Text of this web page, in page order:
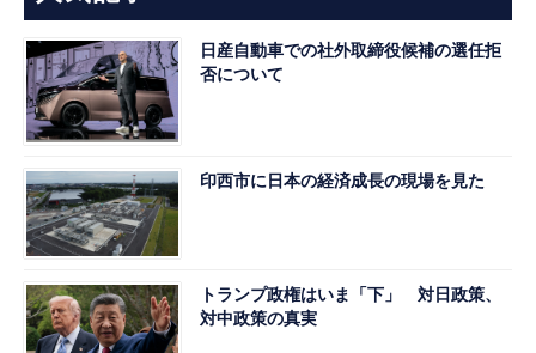
日産自動車での社外取締役候補の選任拒
否について
印西市に日本の経済成長の現場を見た
トランプ政権はいま「下」 対日政策、
対中政策の真実